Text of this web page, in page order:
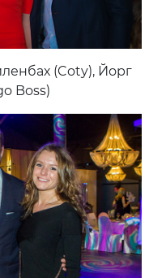
(Coty), Йорг
Boss)